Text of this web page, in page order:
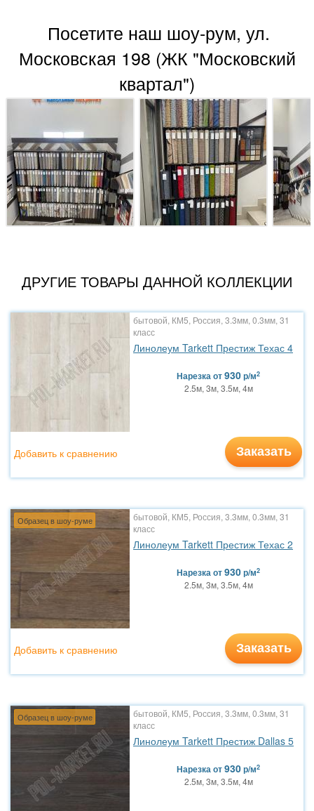
Посетите наш шоу-рум, ул.
Московская 198 (ЖК "Московский
квартал")
ДРУГИЕ ТОВАРЫ ДАННОЙ КОЛЛЕКЦИИ
бытовой, КМ5, Россия, 3.3мм, 0.3мм, 31
класс
Линолеум Tarkett Престиж Техас 4
Нарезкаот930р/м2
2.5м, 3м, 3.5м, 4м
Заказать
Добавить к сравнению
Образец в шоу-руме
бытовой, КМ5, Россия, 3.3мм, 0.3мм, 31
класс
Линолеум Tarkett Престиж Техас 2
Нарезкаот930р/м2
2.5м, 3м, 3.5м, 4м
Заказать
Добавить к сравнению
Образец в шоу-руме
бытовой, КМ5, Россия, 3.3мм, 0.3мм, 31
класс
Линолеум Tarkett Престиж Dallas 5
Нарезкаот930р/м2
2.5м, 3м, 3.5м, 4м